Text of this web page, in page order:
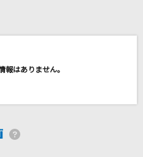
ス・ユー・アップ]